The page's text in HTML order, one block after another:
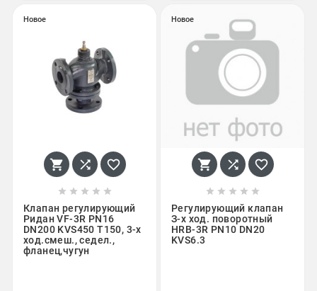
Новое
  
    
Клапан регулирующий
Ридан VF-3R PN16
DN200 KVS450 T150, 3-х
ход.смеш., седел.,
фланец,чугун
Новое
  
    
Регулирующий клапан
З-х ход. поворотный
HRB-3R PN10 DN20
KVS6.3